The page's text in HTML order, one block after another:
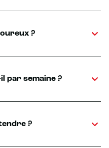
?
par semaine ?
?